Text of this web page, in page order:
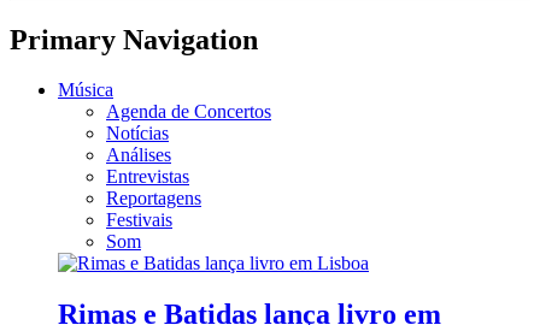
Primary Navigation
Música
Agenda de Concertos
Notícias
Análises
Entrevistas
Reportagens
Festivais
Som
Rimas e Batidas lança livro em